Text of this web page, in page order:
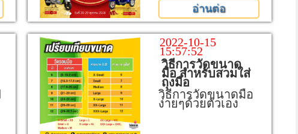
อ่านต่อ
2022-10-15
15:57:52
วิธีการวัดขนาด
มือ สำหรับสวมใส่
ถุงมือ
วิธีการวัดขนาดมือ
ง่ายๆด้วยตัวเอง